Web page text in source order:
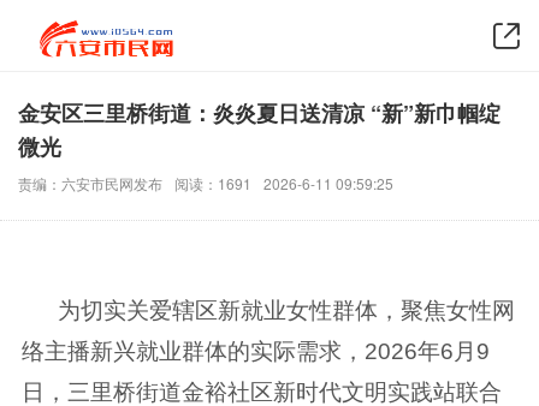
金安区三里桥街道：炎炎夏日送清凉 “新”新巾帼绽
微光
责编：六安市民网发布 阅读：1691 2026-6-11 09:59:25
为切实关爱辖区新就业女性群体，聚焦女性网
络主播新兴就业群体的实际需求，2026年6月9
日，三里桥街道金裕社区新时代文明实践站联合